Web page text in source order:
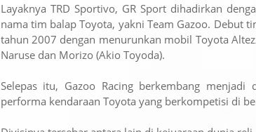
Layaknya TRD Sportivo, GR Sport dihadirkan
nama tim balap Toyota, yakni Team Gazoo. Debut
tahun 2007 dengan menurunkan mobil Toyota
Naruse dan Morizo (Akio Toyoda).
Selepas itu, Gazoo Racing berkembang
performa kendaraan Toyota yang berkompetisi di